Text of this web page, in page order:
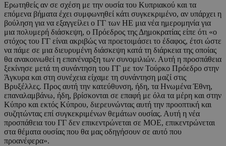
Ερωτηθείς αν σε σχέση με την ουσία του Κυπριακού και τα
επόμενα βήματα έχει συμφωνηθεί κάτι συγκεκριμένο, αν υπάρχει η
βούληση για να εξαγγείλει ο ΓΓ των ΗΕ μια νέα ημερομηνία για
μια πολυμερή διάσκεψη, ο Πρόεδρος της Δημοκρατίας είπε ότι «ο
στόχος του ΓΓ είναι ακριβώς να προετοιμάσει το έδαφος, έτσι ώστε
να πάμε σε μια διευρυμένη διάσκεψη κατά τη διάρκεια της οποίας
θα ανακοινωθεί η επανέναρξη των συνομιλιών. Αυτή η προσπάθεια
ξεκίνησε μετά τη συνάντηση του ΓΓ με τον Τούρκο Πρόεδρο στην
Άγκυρα και στη συνέχεια είχαμε τη συνάντηση μαζί στις
Βρυξέλλες. Προς αυτή την κατεύθυνση, ήδη, τα Ηνωμένα Έθνη,
επαναλαμβάνω, ήδη, βρίσκονται σε επαφή με όλα τα μέρη και στην
Κύπρο και εκτός Κύπρου, διερευνώντας αυτή την προοπτική και
συζητώντας επί συγκεκριμένων θεμάτων ουσίας. Αυτή η νέα
προσπάθεια του ΓΓ δεν επικεντρώνεται σε ΜΟΕ, επικεντρώνεται
στα θέματα ουσίας που θα μας οδηγήσουν σε αυτό που
προανέφερα».